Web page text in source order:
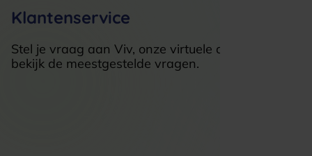
Klantenservice
Stel je vraag aan Viv, onze virtuele assistent. Of
bekijk de meestgestelde vragen.